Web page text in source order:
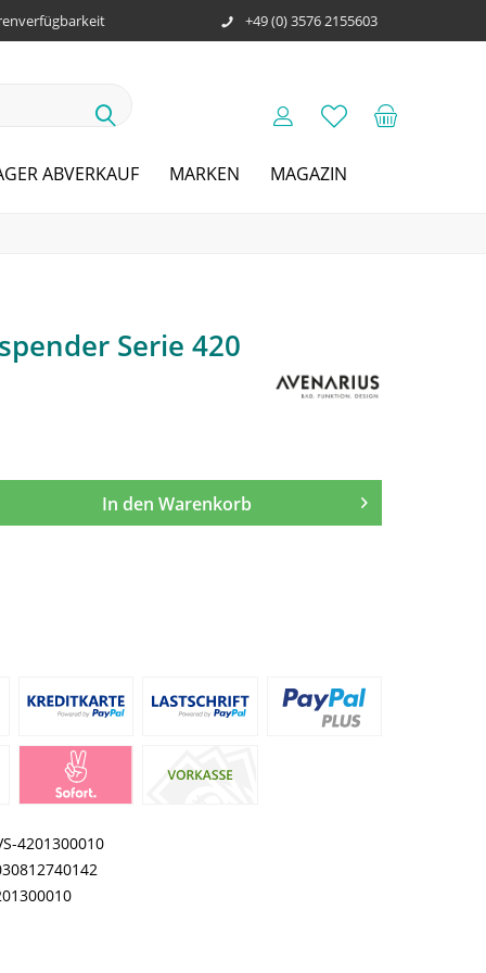
+49 (0) 3576 2155603
ABVERKAUF MARKEN MAGAZIN
Serie 420
In den Warenkorb
4201300010